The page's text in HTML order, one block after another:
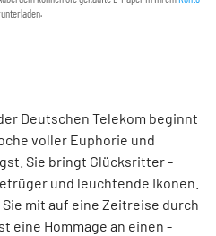
Deutschen Telekom ­beginnt
voller ­Euphorie und
Sie bringt Glücksritter
und leuchtende Ikonen.
Sie mit auf eine Zeit­reise durch
eine Hommage an ­einen